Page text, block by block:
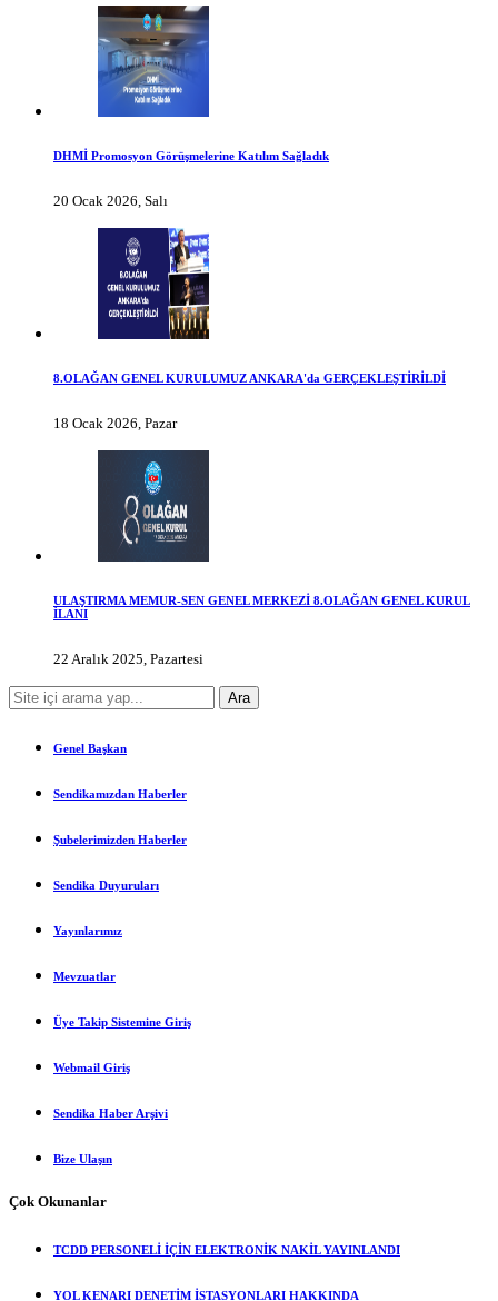
DHMİ Promosyon Görüşmelerine Katılım Sağladık
20 Ocak 2026, Salı
8.OLAĞAN GENEL KURULUMUZ ANKARA'da GERÇEKLEŞTİRİLDİ
18 Ocak 2026, Pazar
ULAŞTIRMA MEMUR-SEN GENEL MERKEZİ 8.OLAĞAN GENEL KURUL
İLANI
22 Aralık 2025, Pazartesi
Genel Başkan
Sendikamızdan Haberler
Şubelerimizden Haberler
Sendika Duyuruları
Yayınlarımız
Mevzuatlar
Üye Takip Sistemine Giriş
Webmail Giriş
Sendika Haber Arşivi
Bize Ulaşın
Çok Okunanlar
TCDD PERSONELİ İÇİN ELEKTRONİK NAKİL YAYINLANDI
YOL KENARI DENETİM İSTASYONLARI HAKKINDA